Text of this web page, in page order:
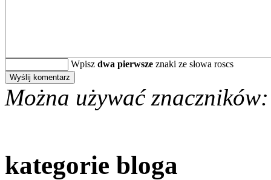
Wpisz dwa pierwsze znaki ze słowa roscs
Można używać znaczników:
kategorie bloga